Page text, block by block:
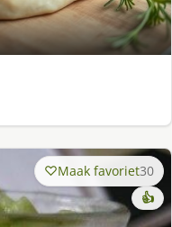
Maak favoriet30
👍